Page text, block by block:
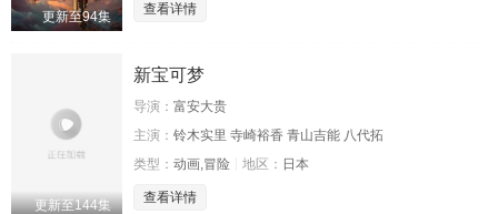
更新至94集 查看详情
更新至144集
新宝可梦
导演： 富安大贵
主演： 铃木实里 寺崎裕香 青山吉能 八代拓
类型： 动画,冒险 地区： 日本
查看详情